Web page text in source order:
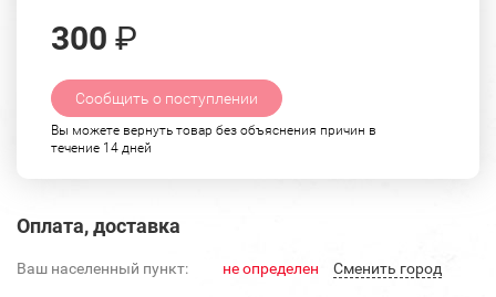
300 ₽
Сообщить о поступлении
Вы можете вернуть товар без объяснения причин в
течение 14 дней
Оплата, доставка
Ваш населенный пункт: не определен Cменить город